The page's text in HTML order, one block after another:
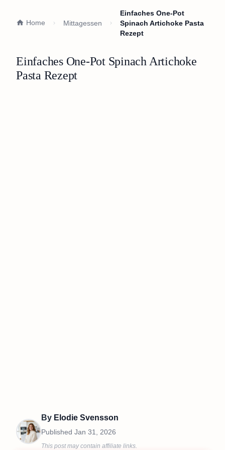
Home Mittagessen
Einfaches One-Pot
Spinach Artichoke Pasta
Rezept
Einfaches One-Pot Spinach Artichoke
Pasta Rezept
By Elodie Svensson
Published Jan 31, 2026
This post may contain affiliate links.